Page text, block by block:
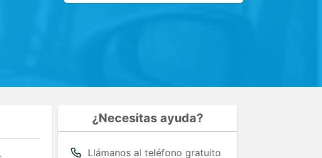
¿Necesitas ayuda?
Llámanos al teléfono gratuito